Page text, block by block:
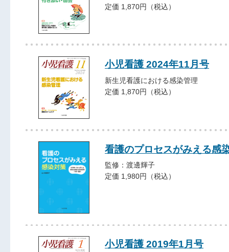
定価 1,870円（税込）
小児看護 2024年11月号
新生児看護における感染管理
定価 1,870円（税込）
看護のプロセスがみえる感
監修：渡邊輝子
定価 1,980円（税込）
小児看護 2019年1月号